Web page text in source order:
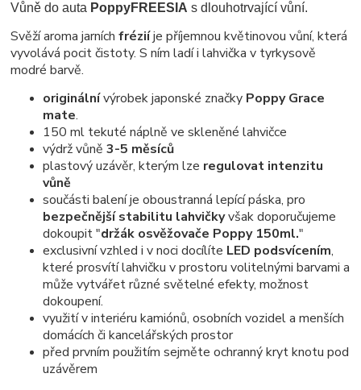
Vůně do auta PoppyFREESIA s dlouhotrvající vůní.
Svěží aroma jarníchfréziíje příjemnou květinovou vůní, která
vyvolává pocit čistoty. S ním ladí i lahvička v tyrkysově
modré barvě.
originálnívýrobek japonské značky Poppy Grace
mate.
150 ml tekuté náplně ve skleněné lahvičce
výdrž vůně 3-5 měsíců
plastový uzávěr, kterým lze regulovat intenzitu
vůně
součásti balení je oboustranná lepící páska, pro
bezpečnější stabilitu lahvičkyvšak doporučujeme
dokoupit "držák osvěžovače Poppy 150ml."
exclusivní vzhled i v noci docílíte LED podsvícením,
které prosvítí lahvičku v prostoru volitelnými barvami a
může vytvářet různé světelné efekty, možnost
dokoupení.
využití v interiéru kamiónů, osobních vozidel a menších
domácích či kancelářských prostor
před prvním použitím sejměte ochranný kryt knotu pod
uzávěrem